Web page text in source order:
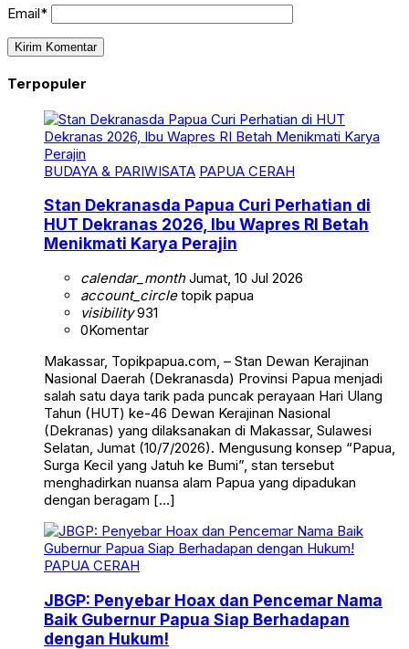
Email*
Terpopuler
BUDAYA & PARIWISATA PAPUA CERAH
Stan Dekranasda Papua Curi Perhatian di
HUT Dekranas 2026, Ibu Wapres RI Betah
Menikmati Karya Perajin
calendar_monthJumat, 10 Jul 2026
account_circletopik papua
visibility931
0Komentar
Makassar, Topikpapua.com, – Stan Dewan Kerajinan
Nasional Daerah (Dekranasda) Provinsi Papua menjadi
salah satu daya tarik pada puncak perayaan Hari Ulang
Tahun (HUT) ke-46 Dewan Kerajinan Nasional
(Dekranas) yang dilaksanakan di Makassar, Sulawesi
Selatan, Jumat (10/7/2026). Mengusung konsep “Papua,
Surga Kecil yang Jatuh ke Bumi”, stan tersebut
menghadirkan nuansa alam Papua yang dipadukan
dengan beragam […]
PAPUA CERAH
JBGP: Penyebar Hoax dan Pencemar Nama
Baik Gubernur Papua Siap Berhadapan
dengan Hukum!